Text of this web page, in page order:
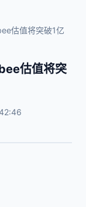
估值将突破1亿
估值将突